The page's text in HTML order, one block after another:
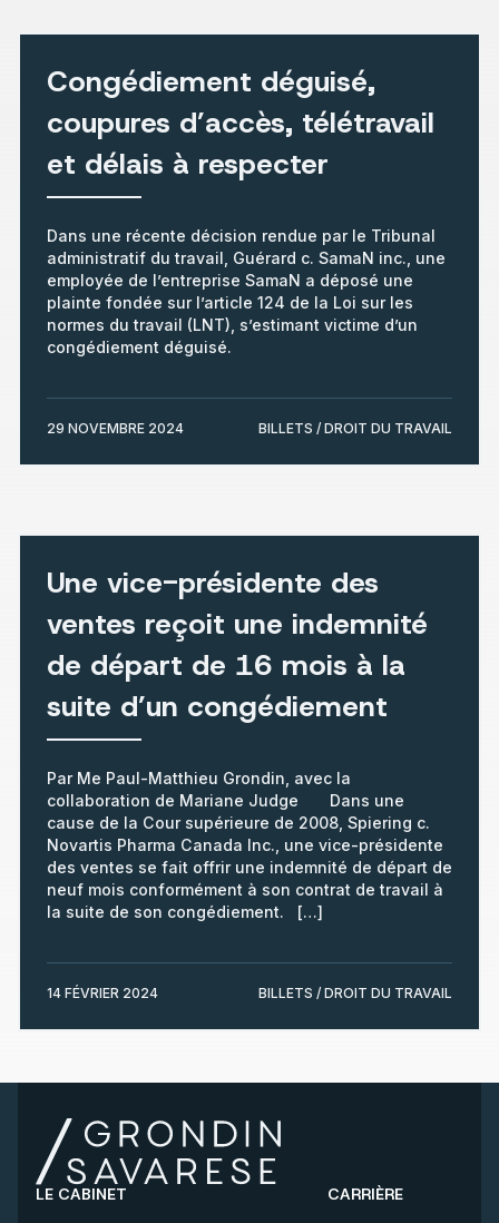
Congédiement déguisé,
coupures d’accès, télétravail
et délais à respecter
Dans une récente décision rendue par le Tribunal
administratif du travail, Guérard c. SamaN inc., une
employée de l’entreprise SamaN a déposé une
plainte fondée sur l’article 124 de la Loi sur les
normes du travail (LNT), s’estimant victime d’un
congédiement déguisé.
29 NOVEMBRE 2024 BILLETS / DROIT DU TRAVAIL
Une vice-présidente des
ventes reçoit une indemnité
de départ de 16 mois à la
suite d’un congédiement
Par Me Paul-Matthieu Grondin, avec la
collaboration de Mariane Judge Dans une
cause de la Cour supérieure de 2008, Spiering c.
Novartis Pharma Canada Inc., une vice-présidente
des ventes se fait offrir une indemnité de départ de
neuf mois conformément à son contrat de travail à
la suite de son congédiement. […]
14 FÉVRIER 2024 BILLETS / DROIT DU TRAVAIL
LE CABINET CARRIÈRE